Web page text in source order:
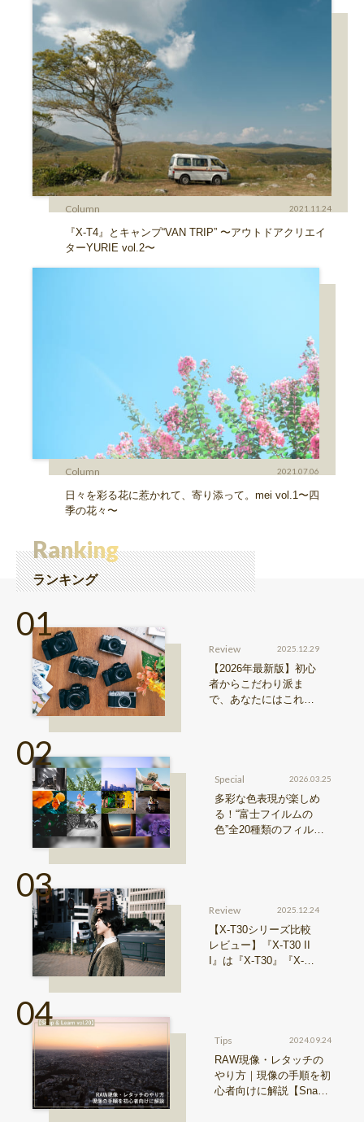
Column 2021.11.24
『X-T4』とキャンプ“VAN TRIP” 〜アウトドアクリエイ
ターYURIE vol.2〜
Column 2021.07.06
日々を彩る花に惹かれて、寄り添って。mei vol.1〜四
季の花々〜
Ranking
ランキング
Review 2025.12.29
【2026年最新版】初心
者からこだわり派ま
で、あなたにはこれが
Special 2026.03.25
多彩な色表現が楽しめ
る！“富士フイルムの
色”全20種類のフィルム
Review 2025.12.24
【X-T30シリーズ比較
レビュー】『X-T30 II
I』は『X-T30』『X-T3
Tips 2024.09.24
RAW現像・レタッチの
やり方｜現像の手順を初
心者向けに解説【Snap